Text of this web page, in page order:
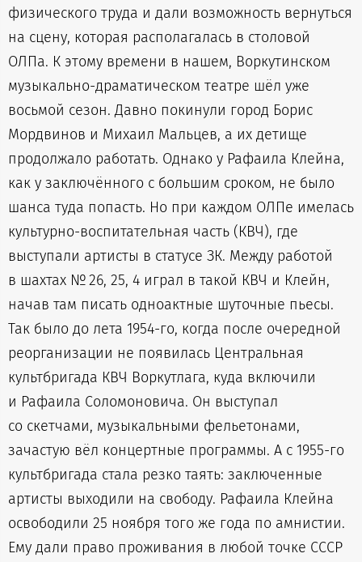
физического труда и дали возможность вернуться
на сцену, которая располагалась в столовой
ОЛПа. К этому времени в нашем, Воркутинском
музыкально-драматическом театре шёл уже
восьмой сезон. Давно покинули город Борис
Мордвинов и Михаил Мальцев, а их детище
продолжало работать. Однако у Рафаила Клейна,
как у заключённого с большим сроком, не было
шанса туда попасть. Но при каждом ОЛПе имелась
культурно-воспитательная часть (КВЧ), где
выступали артисты в статусе ЗК. Между работой
в шахтах № 26, 25, 4 играл в такой КВЧ и Клейн,
начав там писать одноактные шуточные пьесы.
Так было до лета 1954-го, когда после очередной
реорганизации не появилась Центральная
культбригада КВЧ Воркутлага, куда включили
и Рафаила Соломоновича. Он выступал
со скетчами, музыкальными фельетонами,
зачастую вёл концертные программы. А с 1955-го
культбригада стала резко таять: заключенные
артисты выходили на свободу. Рафаила Клейна
освободили 25 ноября того же года по амнистии.
Ему дали право проживания в любой точке СССР